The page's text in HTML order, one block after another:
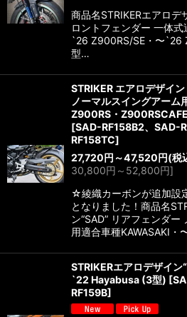
商品名STRIKERエアロデ
ロントフェンダー 一体式
`26 Z900RS/SE・〜`26
型…
STRIKER エアロデザイ
ノーマルスイングアー
Z900RS・
[SAD-RF158B2、SAD-
RF158TC]
27,720円 ～47,520円(税
30,800円 ～52,800円]
☆綾織カーボンが追加設
となりました！商品名
ン“SAD” リアフェンダ
用適合車種KAWASAKI・
STRIKERエアロデザイ
`22 Hayabusa (3型) [
RF159B]